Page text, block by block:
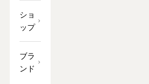
ショ
ップ
ブラ
ンド